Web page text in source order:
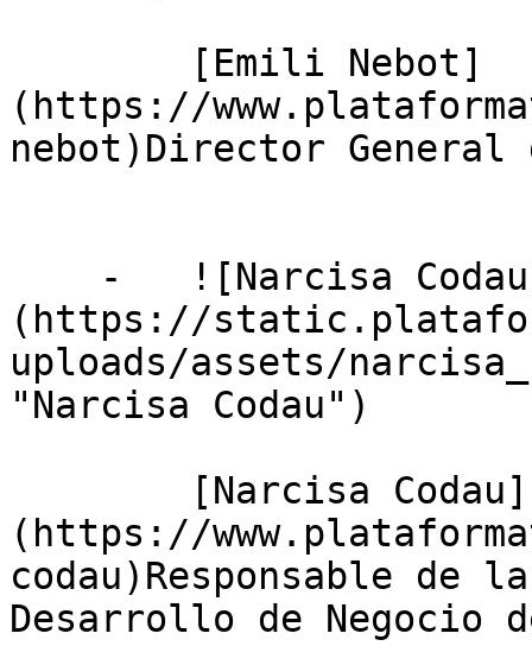
(https://
nebot)Director General
(https://
uploads/assets/
"Narcisa Codau")
(https://
codau)Responsable de
Desarrollo de Negocio